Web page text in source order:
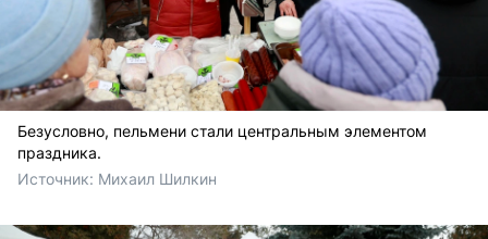
Безусловно, пельмени стали центральным элементом
праздника.
Источник: Михаил Шилкин